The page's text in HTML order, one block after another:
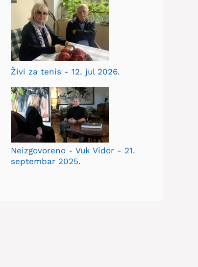
Živi za tenis - 12. jul 2026.
Neizgovoreno - Vuk Vidor - 21.
septembar 2025.